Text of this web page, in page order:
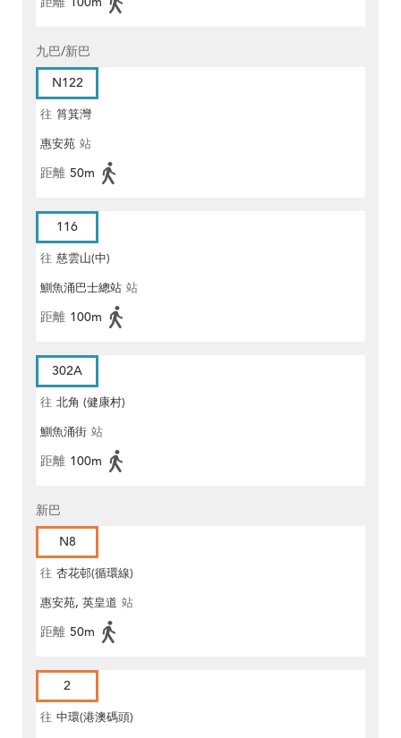
九巴/新巴
N122
往 筲箕灣
惠安苑 站
距離 50m
116
往 慈雲山(中)
鰂魚涌巴士總站 站
距離 100m
302A
往 北角 (健康村)
鰂魚涌街 站
距離 100m
新巴
N8
往 杏花邨(循環線)
惠安苑, 英皇道 站
距離 50m
2
往 中環(港澳碼頭)